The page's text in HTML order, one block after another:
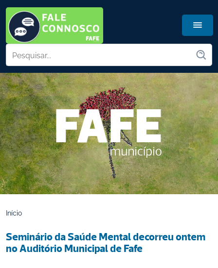
Início
Seminário da Saúde Mental decorreu ontem
no Auditório Municipal de Fafe